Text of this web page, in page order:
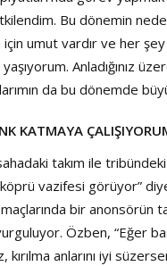
Bu dönemin
umut vardır ve her
yaşıyorum. Anladığınız
da bu dönemde
KATMAYA
takım ile
vazifesi görüyor”
bir anonsörün
Özben, “Eğer
kırılma anlarını iyi